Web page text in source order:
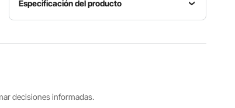
Especificación del producto
Material
45 mil /
15 x 20
Vida útil
De color
decisiones informadas.